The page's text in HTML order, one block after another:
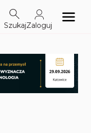
SzukajZaloguj